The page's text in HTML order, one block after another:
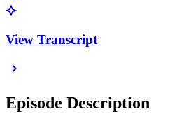
View Transcript
Episode Description